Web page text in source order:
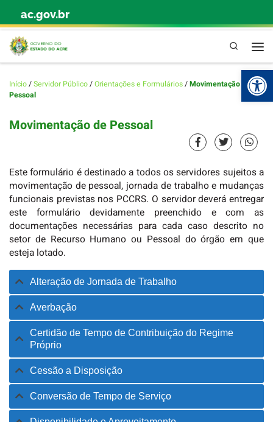
Skip to content
ac.gov.br
Pesquisa
Início/Servidor Público/Orientações e Formulários/Movimentação de
Pessoal
Movimentação de Pessoal
Este formulário é destinado a todos os servidores sujeitos a
movimentação de pessoal, jornada de trabalho e mudanças
funcionais previstas nos PCCRS. O servidor deverá entregar
este formulário devidamente preenchido e com as
documentações necessárias para cada caso descrito no
setor de Recurso Humano ou Pessoal do órgão em que
esteja lotado.
Alteração de Jornada de Trabalho
Averbação
Certidão de Tempo de Contribuição do Regime
Próprio
Cessão a Disposição
Conversão de Tempo de Serviço